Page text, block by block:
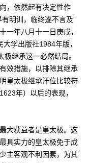
，依然起有决定性作
明训，临终遂不言及”
一年八月十一日庚戌，
学出版社1984年版，
继承这一必然结局。
效措施，以排除其继承
皇太极继承汗位比较符
年）以后的表现，
获益者是皇太极。这
具实力的皇太极免于成
主客观不利因素，为其